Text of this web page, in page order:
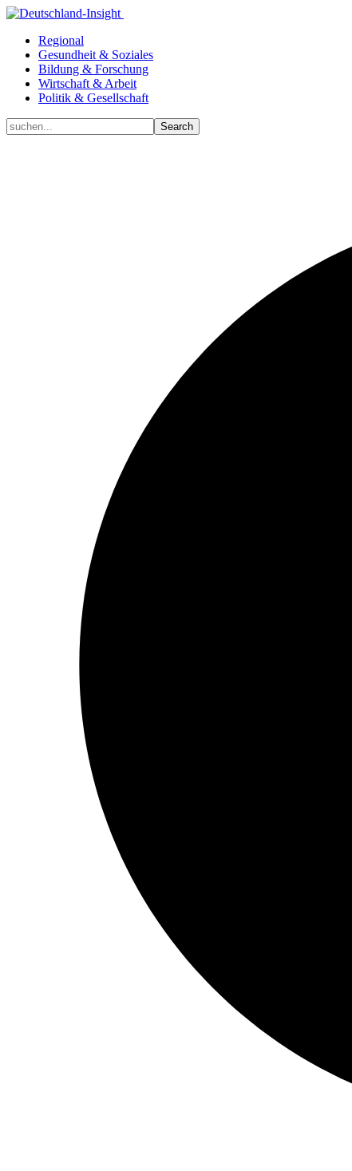
Regional
Gesundheit & Soziales
Bildung & Forschung
Wirtschaft & Arbeit
Politik & Gesellschaft